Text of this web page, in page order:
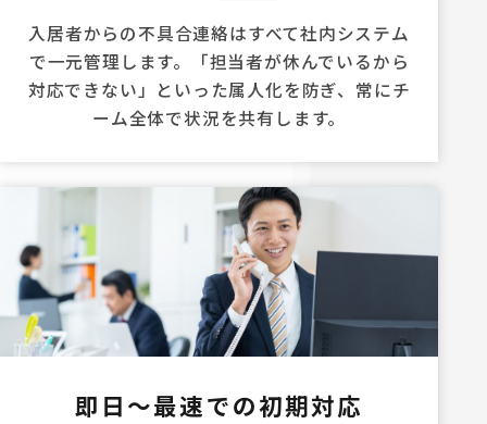
入居者からの不具合連絡はすべて社内システム
で一元管理します。「担当者が休んでいるから
対応できない」といった属人化を防ぎ、常にチ
ーム全体で状況を共有します。
即日〜最速での初期対応